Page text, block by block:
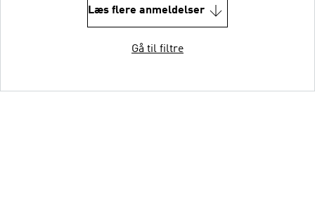
Læs flere anmeldelser
Gå til filtre